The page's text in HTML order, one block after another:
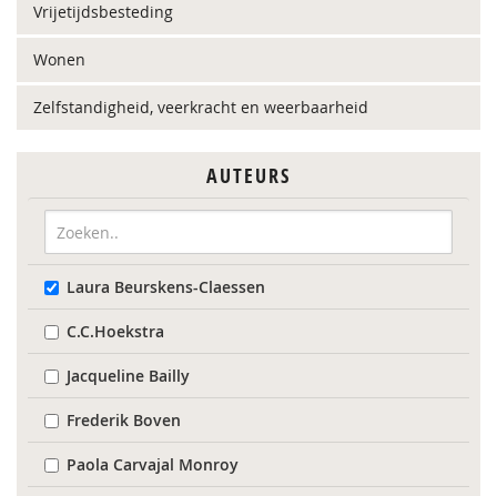
Vrijetijdsbesteding
Wonen
Zelfstandigheid, veerkracht en weerbaarheid
AUTEURS
Laura Beurskens-Claessen
C.C.Hoekstra
Jacqueline Bailly
Frederik Boven
Paola Carvajal Monroy